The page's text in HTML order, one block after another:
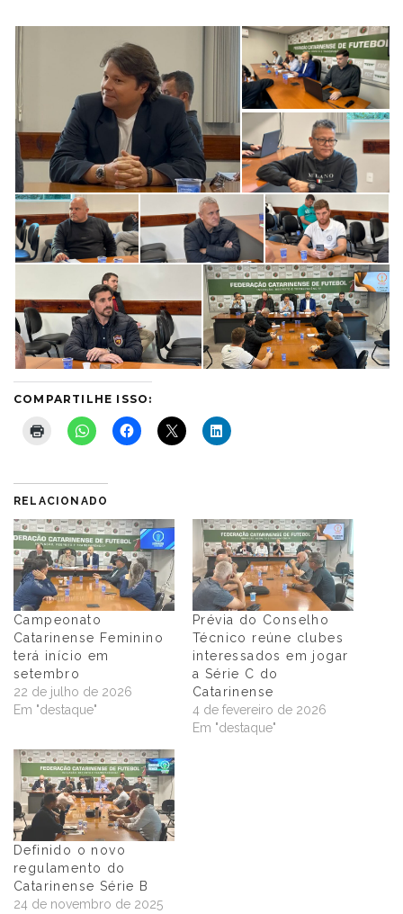
COMPARTILHE ISSO:
RELACIONADO
Campeonato
Catarinense Feminino
terá início em
setembro
22 de julho de 2026
Em "destaque"
Prévia do Conselho
Técnico reúne clubes
interessados em jogar
a Série C do
Catarinense
4 de fevereiro de 2026
Em "destaque"
Definido o novo
regulamento do
Catarinense Série B
24 de novembro de 2025